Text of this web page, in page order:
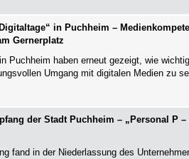
in Puchheim –
Gernerplatz
Puchheim haben erneut gezeigt, wie
Umgang mit digitalen Medien zu
der Stadt Puchheim – „Personal P
fand in der Niederlassung des